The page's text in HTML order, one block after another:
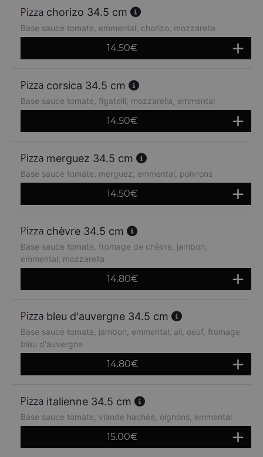
chorizo 34.5 cm
Base sauce tomate, emmental, chorizo, mozzarella
14.50€
corsica 34.5 cm
Base sauce tomate, figatelli, mozzarella, emmental
14.50€
merguez 34.5 cm
Base sauce tomate, merguez, emmental, poivrons
14.50€
chèvre 34.5 cm
Base sauce tomate, fromage de chèvre, jambon,
emmental, mozzarella
14.80€
bleu d'auvergne 34.5 cm
Base sauce tomate, jambon, emmental, ail, oeuf, fromage
bleu d'auvergne
14.80€
italienne 34.5 cm
Base sauce tomate, viande hachée, oignons, emmental
15.00€